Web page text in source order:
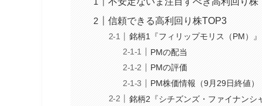
信頼できる高利回り株TOP3
銘柄1『フィリップモリス（PM）』
PMの配当
PMの評価
PM株価情報（9月29日終値）
銘柄2『シチズンズ・ファイナンシ